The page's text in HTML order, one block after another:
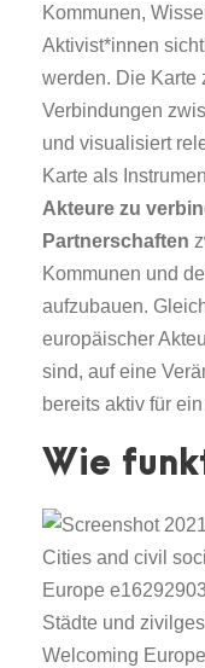
Kommunen,
Aktivist*innen
werden. Die Karte
Verbindungen
und visualisiert
Karte als
Akteure zu
Partnerschaften
Kommunen und
aufzubauen.
europäischer
sind, auf eine
bereits aktiv für
Wie